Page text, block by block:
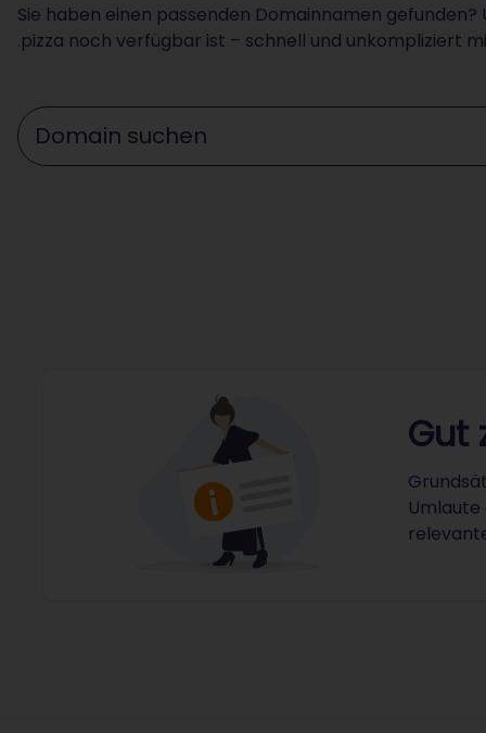
Sie haben einen passenden Domainnamen
.pizza noch verfügbar ist – schnell und unkompliziert
Wunschdomain eingeben ...
Gut
Umlaute